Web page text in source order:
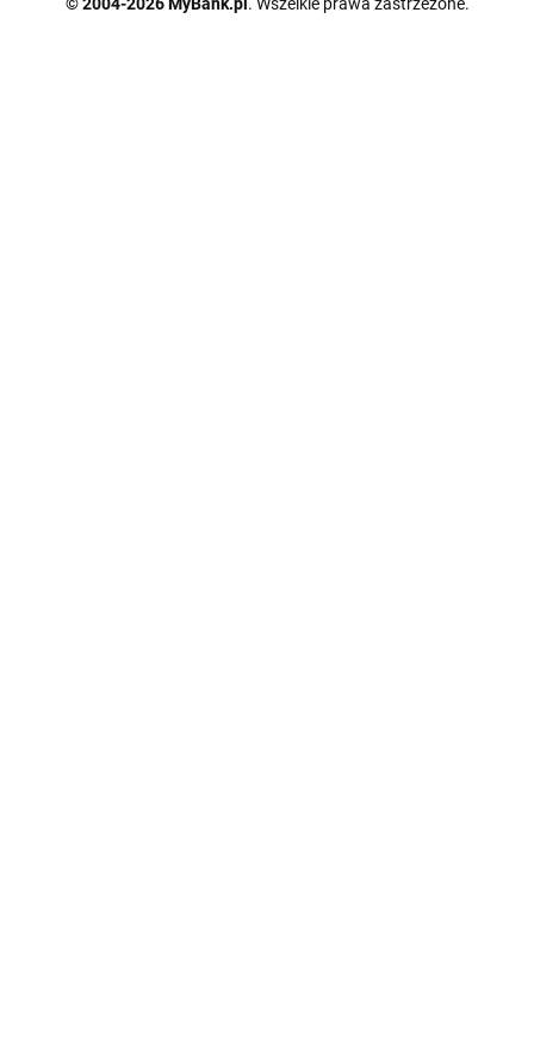
© 2004-2026 MyBank.pl . Wszelkie prawa zastrzeżone.